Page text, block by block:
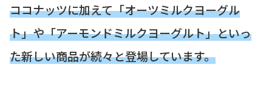
ココナッツに加えて「オーツミルクヨーグル
ト」や「アーモンドミルクヨーグルト」といっ
た新しい商品が続々と登場しています。